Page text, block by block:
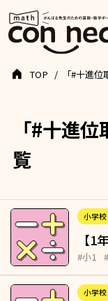
「#十進
覧
TOP 「#十進
小学校
【
#小1
小学校